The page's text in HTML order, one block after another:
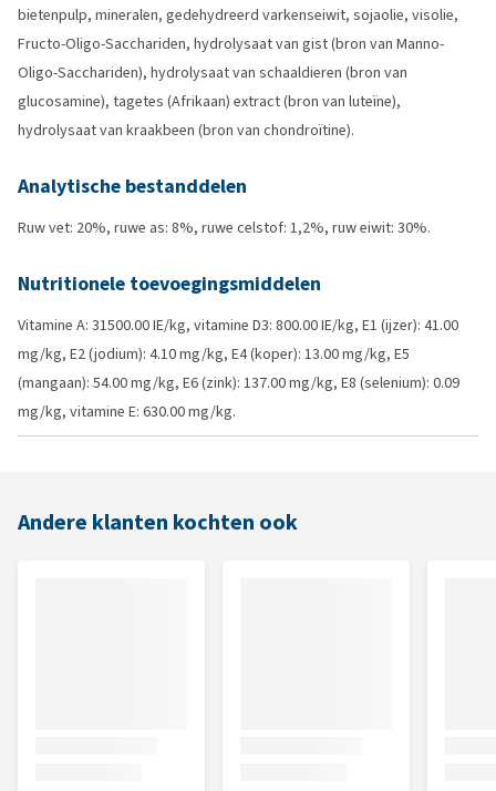
bietenpulp, mineralen, gedehydreerd varkenseiwit, sojaolie, visolie,
Fructo-Oligo-Sacchariden, hydrolysaat van gist (bron van Manno-
Oligo-Sacchariden), hydrolysaat van schaaldieren (bron van
glucosamine), tagetes (Afrikaan) extract (bron van luteïne),
hydrolysaat van kraakbeen (bron van chondroïtine).
Analytische bestanddelen
Ruw vet: 20%, ruwe as: 8%, ruwe celstof: 1,2%, ruw eiwit: 30%.
Nutritionele toevoegingsmiddelen
Vitamine A: 31500.00 IE/kg, vitamine D3: 800.00 IE/kg, E1 (ijzer): 41.00
mg/kg, E2 (jodium): 4.10 mg/kg, E4 (koper): 13.00 mg/kg, E5
(mangaan): 54.00 mg/kg, E6 (zink): 137.00 mg/kg, E8 (selenium): 0.09
mg/kg, vitamine E: 630.00 mg/kg.
Andere klanten kochten ook